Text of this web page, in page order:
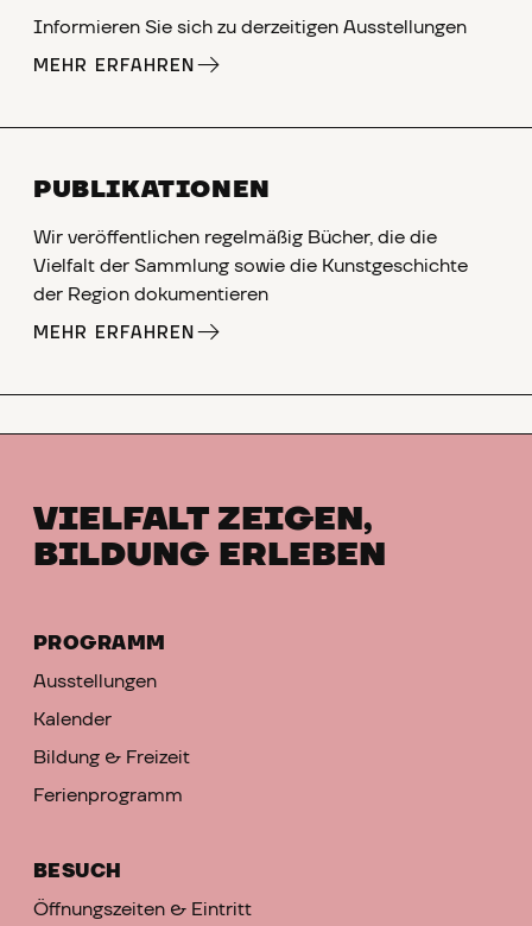
Informieren Sie sich zu derzeitigen Ausstellungen
MEHR ERFAHREN
PUBLIKATIONEN
Wir veröffentlichen regelmäßig Bücher, die die
Vielfalt der Sammlung sowie die Kunstgeschichte
der Region dokumentieren
MEHR ERFAHREN
VIELFALT ZEIGEN,
BILDUNG ERLEBEN
PROGRAMM
Ausstellungen
Kalender
Bildung & Freizeit
Ferienprogramm
BESUCH
Öffnungszeiten & Eintritt